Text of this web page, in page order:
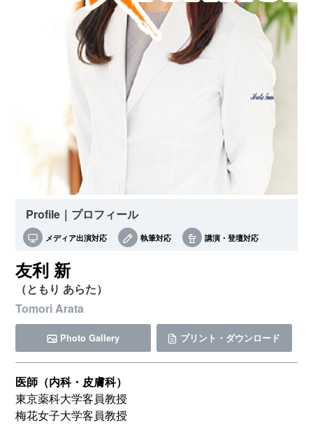
Profile｜プロフィール
メディア出演対応 執筆対応 講演・登壇対応
友利 新
（ともり あらた）
Tomori Arata
Photo Gallery プリント・ダウンロード
医師（内科・皮膚科）
東京薬科大学客員教授
梅花女子大学客員教授